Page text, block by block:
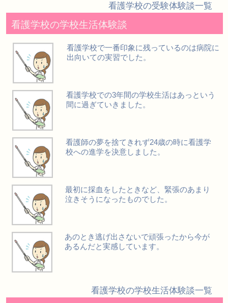
看護学校の受験体験談一覧
看護学校の学校生活体験談
看護学校で一番印象に残っているのは病院に
出向いての実習でした。
看護学校での3年間の学校生活はあっという
間に過ぎていきました。
看護師の夢を捨てきれず24歳の時に看護学
校への進学を決意しました。
最初に採血をしたときなど、緊張のあまり
泣きそうになったものでした。
あのとき逃げ出さないで頑張ったから今が
あるんだと実感しています。
看護学校の学校生活体験談一覧